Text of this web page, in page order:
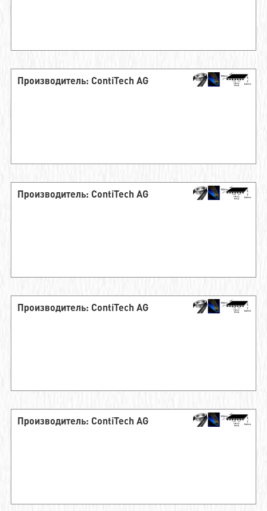
Производитель: ContiTech AG
Производитель: ContiTech AG
Производитель: ContiTech AG
Производитель: ContiTech AG